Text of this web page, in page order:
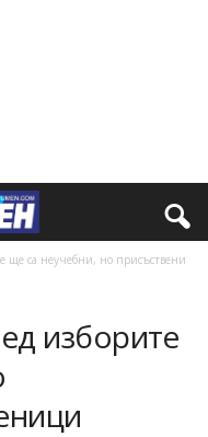
ще са неучебни, но присъствени
изборите